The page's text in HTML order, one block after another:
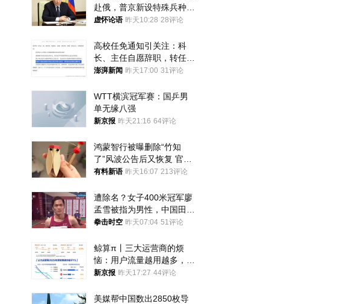
赴俄，普京新设特殊兵种，
76岁老将扛旗
虚怀论语 昨天10:28 28评论
高校任免通知引关注：科
长、主任自愿辞职，转任思
政辅导员
澎湃新闻 昨天17:00 31评论
WTT横滨冠军赛：国乒男
单无缘八强
新京报 昨天21:16 64评论
鸿蒙智行被曝删除“竹知
了”风波公告后又恢复 官媒
曾力挺：劝华为要大度的，
有料新语 昨天16:07 213评论
遭除名？女子400米冠军廖
孟雪被指为男性，中国田协
默不作声
拳击时空 昨天07:04 51评论
鲸算π丨三大运营商的烦
恼：用户流量越用越多，收
入却越来越少
新京报 昨天17:27 44评论
美媒帮中国数出2850枚导